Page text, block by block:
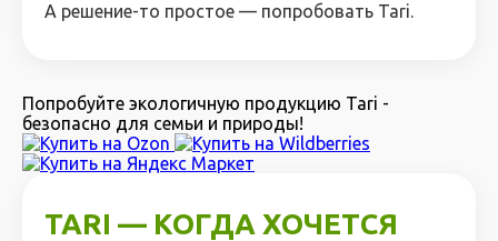
А решение-то простое — попробовать Tari.
Попробуйте экологичную продукцию Tari -
безопасно для семьи и природы!
TARI — КОГДА ХОЧЕТСЯ